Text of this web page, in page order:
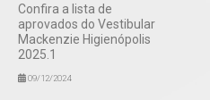
Confira a lista de
aprovados do Vestibular
Mackenzie Higienópolis
2025.1
09/12/2024